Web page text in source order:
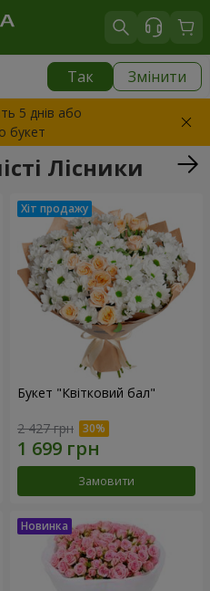
Так Змінити
5 днів або
букет
Лісники
Букет "Квітковий бал"
2 427 грн
Замовити